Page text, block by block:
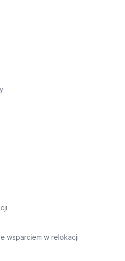
wsparciem w relokacji